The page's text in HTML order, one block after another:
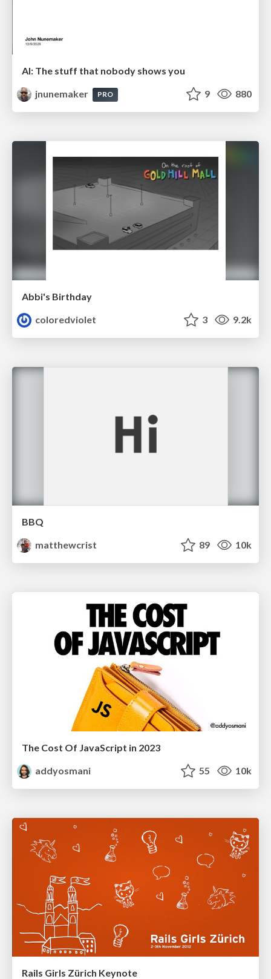
AI: The stuff that nobody shows you
jnunemaker
PRO 9 880
Abbi's Birthday
coloredviolet
3 9.2k
BBQ
matthewcrist
89 10k
The Cost Of JavaScript in 2023
addyosmani
55 10k
Rails Girls Zürich Keynote